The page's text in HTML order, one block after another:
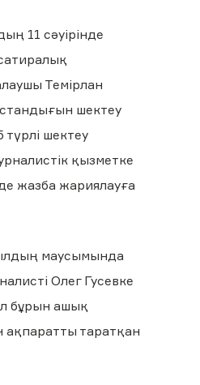
11 сәуірінде
Темірлан
шектеу
шектеу
қызметке
жазба жариялауға
маусымында
Олег Гусевке
бұрын ашық
таратқан